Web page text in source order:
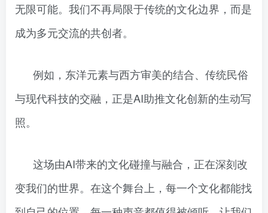
无限可能。我们不再局限于传统的文化边界，而是
成为多元交流的共创者。
例如，东洋元素与西方审美的结合、传统民俗
与现代科技的交融，正是AI助推文化创新的生动写
照。
这场由AI带来的文化碰撞与融合，正在深刻改
变我们的世界。在这个舞台上，每一个文化都能找